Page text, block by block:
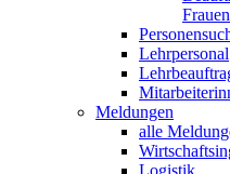
Lehrpersonal
Meldungen
alle
Logistik